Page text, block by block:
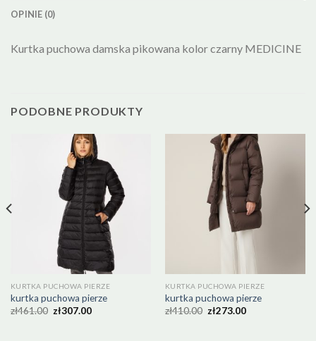
OPINIE (0)
Kurtka puchowa damska pikowana kolor czarny MEDICINE
PODOBNE PRODUKTY
KURTKA PUCHOWA PIERZE
kurtka puchowa pierze
zł461.00 zł307.00
KURTKA PUCHOWA PIERZE
kurtka puchowa pierze
zł410.00 zł273.00